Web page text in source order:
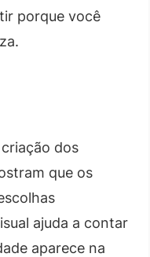
porque você
dos
que os
ajuda a contar
aparece na